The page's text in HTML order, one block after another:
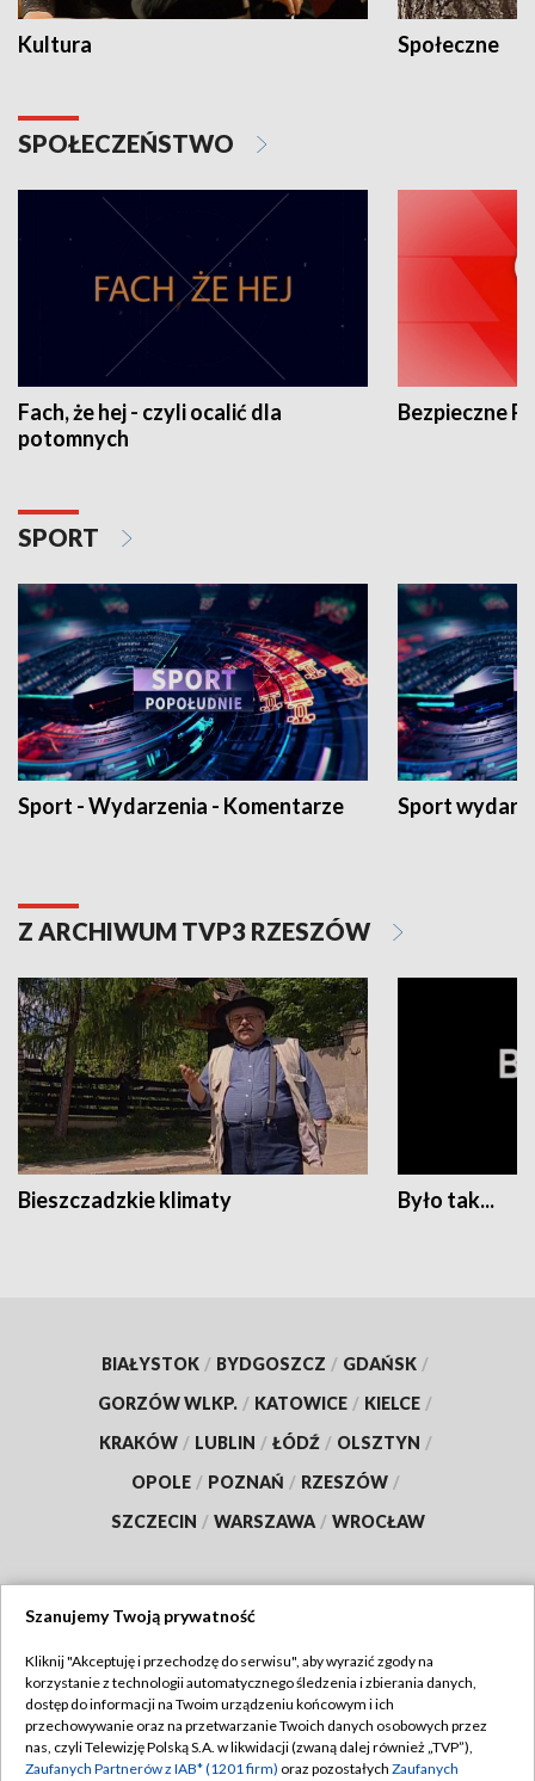
Kultura Społeczne
SPOŁECZEŃSTWO
Fach, że hej - czyli ocalić dla
potomnych
Bezpieczne
SPORT
Sport - Wydarzenia - Komentarze Sport
Z ARCHIWUM TVP3 RZESZÓW
Bieszczadzkie klimaty Było tak...
BIAŁYSTOK / BYDGOSZCZ / GDAŃSK /
GORZÓW WLKP. / KATOWICE / KIELCE /
KRAKÓW / LUBLIN / ŁÓDŹ / OLSZTYN /
OPOLE / POZNAŃ / RZESZÓW /
SZCZECIN / WARSZAWA / WROCŁAW
TVP
Abonament TVP
Emisja w TVP
Regulamin TVP
Polityka prywatności
Szanujemy Twoją prywatność
Kliknij "Akceptuję i przechodzę do serwisu", aby wyrazić zgody na
korzystanie z technologii automatycznego śledzenia i zbierania danych,
dostęp do informacji na Twoim urządzeniu końcowym i ich
przechowywanie oraz na przetwarzanie Twoich danych osobowych przez
nas, czyli Telewizję Polską S.A. w likwidacji (zwaną dalej również „TVP”),
Zaufanych Partnerów z IAB* (1201 firm) oraz pozostałych Zaufanych